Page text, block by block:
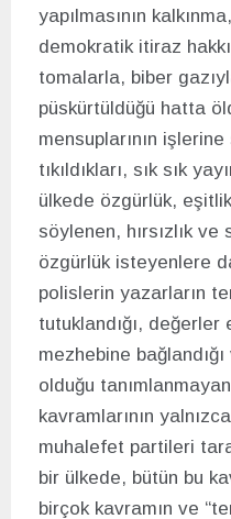
yapılmasının
demokratik itiraz
tomalarla, biber
püskürtüldüğü hatta
mensuplarının
tıkıldıkları, sık sık
ülkede özgürlük,
söylenen, hırsızlık
özgürlük isteyenlere
polislerin yazarların
tutuklandığı,
mezhebine
olduğu tanımlanmayan
kavramlarının
muhalefet partileri
bir ülkede, bütün bu
birçok kavramın ve